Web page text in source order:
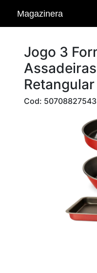
Magazinera
Jogo 3
Cod: 50708827543